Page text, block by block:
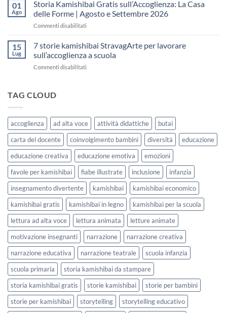
una
lezione
dell’Accoglienza:
Giorni
da
sceglierle
01
Ago
Storia Kamishibai Gratis sull’Accoglienza: La Casa
delle Forme | Agosto e Settembre 2026
Commenti disabilitati
Kamishibai
sull’Accoglienza:
Settembre
2026
15
Lug
7 storie kamishibai StravagArte per lavorare
sull’accoglienza a scuola
Commenti disabilitati
lavorare
sull’accoglienza
a
scuola
TAG CLOUD
accoglienza ad alta voce attività didattiche
butai
carta del docente
coinvolgimento bambini diversità
educazione
educazione creativa
educazione emotiva
emozioni
favole per kamishibai
fiabe illustrate inclusione
infanzia
insegnamento divertente
kamishibai
kamishibai economico
kamishibai gratis
kamishibai in legno
kamishibai per la scuola
lettura ad alta voce
lettura animata
letture animate
motivazione insegnanti
narrazione
narrazione creativa
narrazione educativa
narrazione teatrale
scuola infanzia
scuola primaria
storia kamishibai da stampare
storia kamishibai gratis
storie kamishibai
storie per bambini
storie per kamishibai
storytelling
storytelling educativo